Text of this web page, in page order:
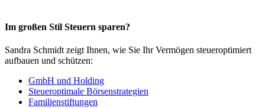
Im großen Stil Steuern sparen?
Sandra Schmidt zeigt Ihnen, wie Sie Ihr Vermögen steueroptimiert
aufbauen und schützen:
GmbH und Holding
Steueroptimale Börsenstrategien
Familienstiftungen